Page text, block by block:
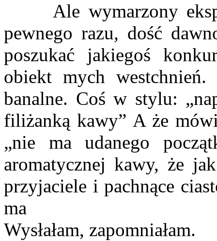
Ale wymarzony
pewnego razu, dość
poszukać jakiegoś
obiekt mych westchnień.
banalne. Coś w stylu:
filiżanką kawy” A że
„nie ma udanego
aromatycznej kawy, że
przyjaciele i pachnące
ma
Wysłałam, zapomniałam.